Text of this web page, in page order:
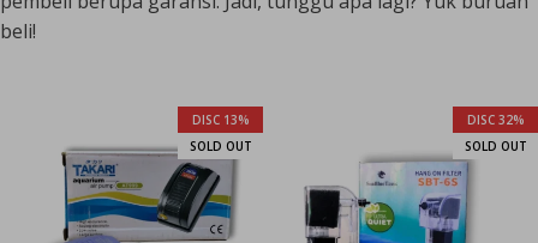
beli!
DISC 13%
SOLD OUT
DISC 32%
SOLD OUT